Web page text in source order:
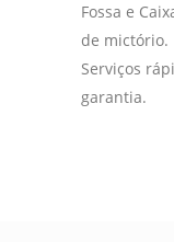
Fossa e
de mictório.
Serviços
garantia.